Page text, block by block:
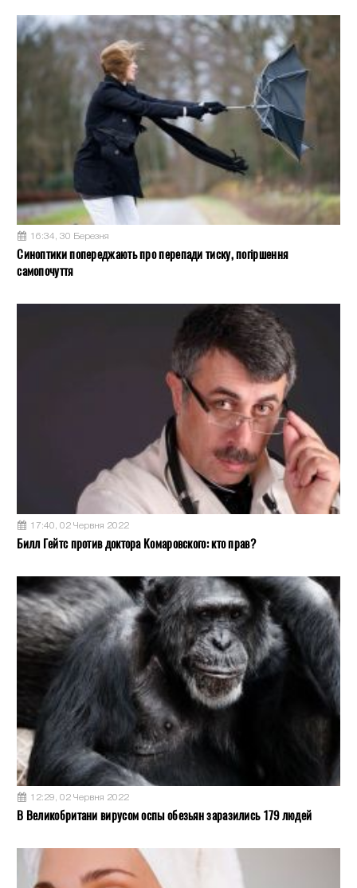
16:34, 30 Березня
Синоптики попереджають про перепади тиску, погіршення
самопочуття
17:40, 02 Червня 2022
Билл Гейтс против доктора Комаровского: кто прав?
12:29, 02 Червня 2022
В Великобритани вирусом оспы обезьян заразились 179 людей